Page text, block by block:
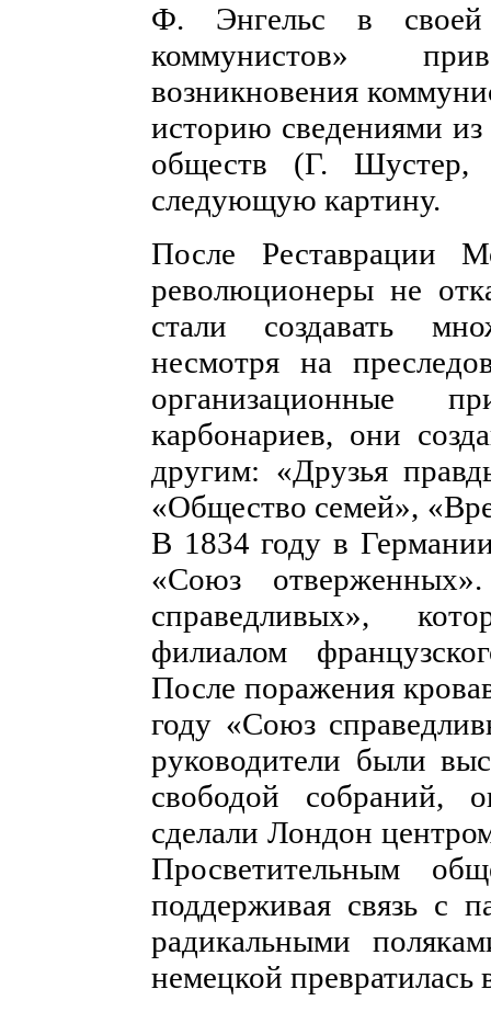
Ф. Энгельс в
коммунистов»
возникновения
историю сведениями
обществ (Г. Шустер,
следующую картину.
После Реставрации
революционеры не
стали создавать
несмотря на
организационные
карбонариев, они
другим: «Друзья
«Общество семей»,
В 1834 году в
«Союз
справедливых»,
филиалом
После поражения
году «Союз
руководители были
свободой собраний,
сделали Лондон
Просветительным
поддерживая связь с
радикальными
немецкой